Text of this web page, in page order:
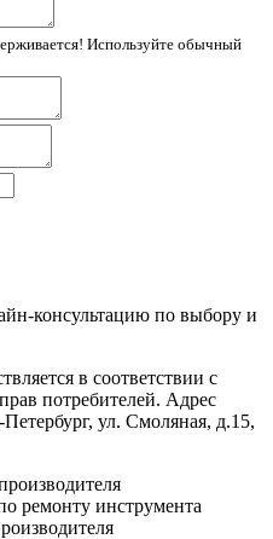
Используйте обычный
консультацию по выбору и
в соответствии с
потребителей. Адрес
ул. Смоляная, д.15,
ремонту инструмента